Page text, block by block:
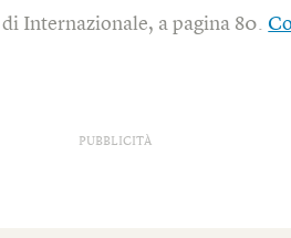
di Internazionale, a pagina 80.
PUBBLICITÀ